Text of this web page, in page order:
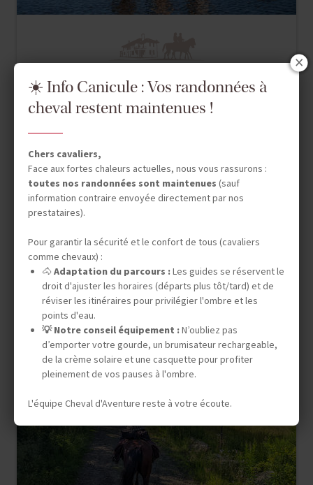
PROVENCE - ALPES - CÔTE D'AZUR
A CHEVAL SUR LES
PLAGES DE CAMARGUE
5 jours (4 à cheval)
En famille à partir de 8 ans
DÉPARTS GARANTIS
31 août 2026 07 sept. 2026 14 sept. 2026 21 sept. 2026
☀️ Info Canicule : Vos randonnées à
cheval restent maintenues !
Chers cavaliers,
Face aux fortes chaleurs actuelles, nous vous rassurons :
toutes nos randonnées sont maintenues (sauf
information contraire envoyée directement par nos
prestataires).
Pour garantir la sécurité et le confort de tous (cavaliers
comme chevaux) :
🐴 Adaptation du parcours :Les guides se réservent le
droit d'ajuster les horaires (départs plus tôt/tard) et de
réviser les itinéraires pour privilégier l'ombre et les
points d'eau.
💡 Notre conseil équipement :N’oubliez pas
d’emporter votre gourde, un brumisateur rechargeable,
de la crème solaire et une casquette pour profiter
pleinement de vos pauses à l'ombre.
L'équipe Cheval d'Aventure reste à votre écoute.